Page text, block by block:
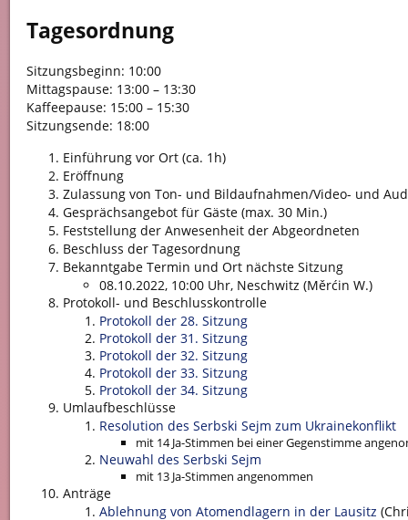
Tagesordnung
Sitzungsbeginn: 10:00
Mittagspause: 13:00 – 13:30
Kaffeepause: 15:00 – 15:30
Sitzungsende: 18:00
Einführung vor Ort (ca. 1h)
Eröffnung
Zulassung von Ton- und Bildaufnahmen/Video- und
Gesprächsangebot für Gäste (max. 30 Min.)
Feststellung der Anwesenheit der Abgeordneten
Beschluss der Tagesordnung
Bekanntgabe Termin und Ort nächste Sitzung
08.10.2022, 10:00 Uhr, Neschwitz (Měrćin W.)
Protokoll- und Beschlusskontrolle
Protokoll der 28. Sitzung
Protokoll der 31. Sitzung
Protokoll der 32. Sitzung
Protokoll der 33. Sitzung
Protokoll der 34. Sitzung
Umlaufbeschlüsse
Resolution des Serbski Sejm zum Ukrainekonflikt
mit 14 Ja-Stimmen bei einer Gegenstimme
Neuwahl des Serbski Sejm
mit 13 Ja-Stimmen angenommen
Anträge
Ablehnung von Atomendlagern in der Lausitz